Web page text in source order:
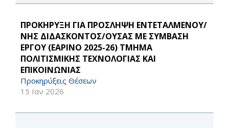
ΠΡΟΚΗΡΥΞΗ ΓΙΑ ΠΡΟΣΛΗΨΗ ΕΝΤΕΤΑΛΜΕΝΟΥ/
ΝΗΣ ΔΙΔΑΣΚΟΝΤΟΣ/ΟΥΣΑΣ ΜΕ ΣΥΜΒΑΣΗ
ΕΡΓΟΥ (ΕΑΡΙΝΟ 2025-26) ΤΜΗΜΑ
ΠΟΛΙΤΙΣΜΙΚΗΣ ΤΕΧΝΟΛΟΓΙΑΣ ΚΑΙ
ΕΠΙΚΟΙΝΩΝΙΑΣ
Προκηρύξεις Θέσεων
15 Ιαν 2026